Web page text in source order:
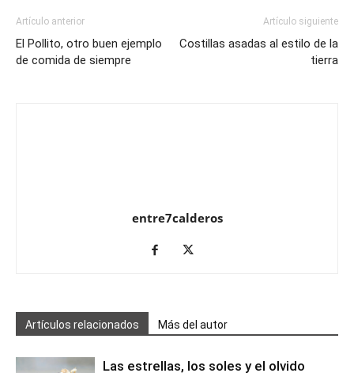
Artículo anterior
El Pollito, otro buen ejemplo
de comida de siempre
Artículo siguiente
Costillas asadas al estilo de la
tierra
entre7calderos
Artículos relacionados Más del autor
Las estrellas, los soles y el olvido